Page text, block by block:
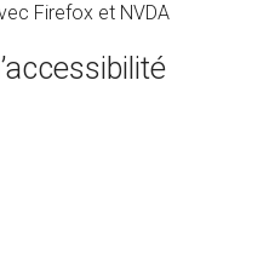
Firefox et NVDA